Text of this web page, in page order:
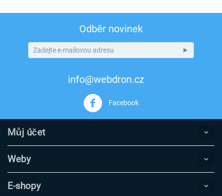
Odběr novinek
info@webdron.cz
Facebook
Můj účet
Weby
E-shopy